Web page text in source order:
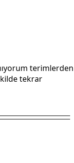
terimlerden
tekrar